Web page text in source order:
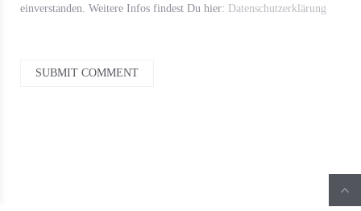
einverstanden. Weitere Infos findest Du hier: Datenschutzerklärung
SUBMIT COMMENT